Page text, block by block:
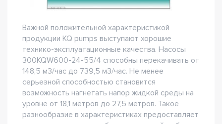
Важной положительной характеристикой
продукции KQ pumps выступают хорошие
технико-эксплуатационные качества. Насосы
300KQW600-24-55/4 способны перекачивать от
148,5 м3/час до 739,5 м3/час. Не менее
серьезной способностью становится
возможность нагнетать напор жидкой среды на
уровне от 18,1 метров до 27,5 метров. Такое
разнообразие в характеристиках предоставляет